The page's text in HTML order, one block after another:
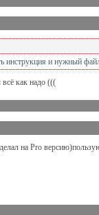
инструкция и нужный
всё как надо (((
на Pro